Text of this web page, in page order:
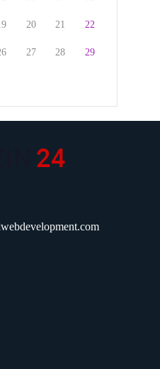
20 21 22
27 28 29